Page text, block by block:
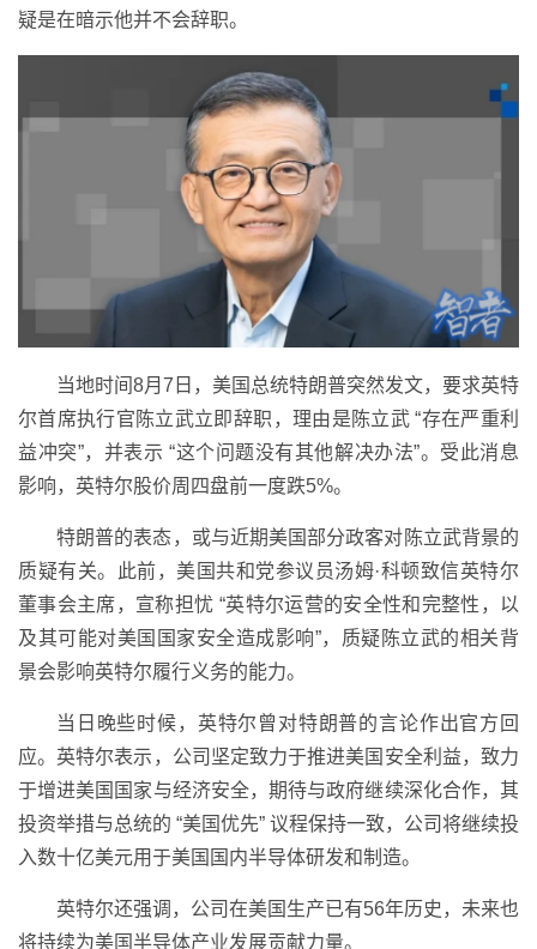
疑是在暗示他并不会辞职。
当地时间8月7日，美国总统特朗普突然发文，要求英特
尔首席执行官陈立武立即辞职，理由是陈立武 “存在严重利
益冲突”，并表示 “这个问题没有其他解决办法”。受此消息
影响，英特尔股价周四盘前一度跌5%。
特朗普的表态，或与近期美国部分政客对陈立武背景的
质疑有关。此前，美国共和党参议员汤姆·科顿致信英特尔
董事会主席，宣称担忧 “英特尔运营的安全性和完整性，以
及其可能对美国国家安全造成影响”，质疑陈立武的相关背
景会影响英特尔履行义务的能力。
当日晚些时候，英特尔曾对特朗普的言论作出官方回
应。英特尔表示，公司坚定致力于推进美国安全利益，致力
于增进美国国家与经济安全，期待与政府继续深化合作，其
投资举措与总统的 “美国优先” 议程保持一致，公司将继续投
入数十亿美元用于美国国内半导体研发和制造。
英特尔还强调，公司在美国生产已有56年历史，未来也
将持续为美国半导体产业发展贡献力量。